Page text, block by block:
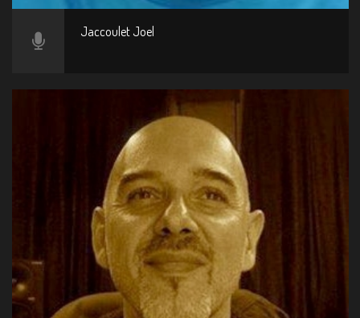
Jaccoulet Joel